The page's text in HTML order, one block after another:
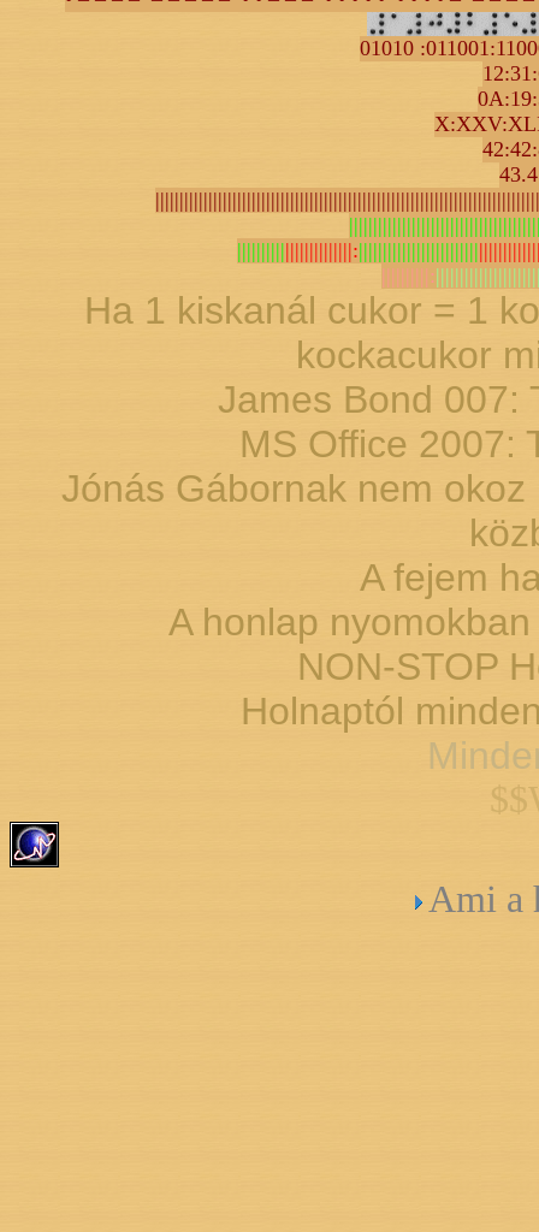
01010
||||||||||||||||||||||||:|||||||||||||||||||||||||
||||||||||:
Ha 1 kiskanál cukor = 1
kockacukor
James Bond 007:
MS Office 2007:
Jónás Gábornak nem
A fejem
A honlap
NON-STOP
Holnaptól
Ami a